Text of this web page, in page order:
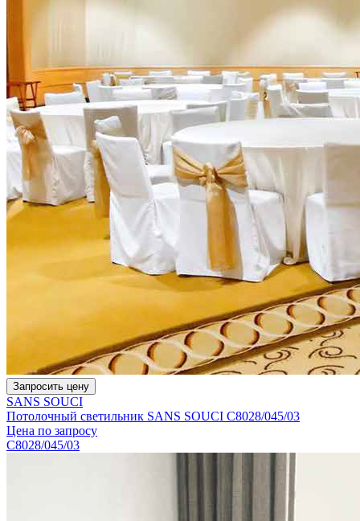
Запросить цену
SANS SOUCI
Потолочный светильник SANS SOUCI C8028/045/03
Цена по запросу
C8028/045/03